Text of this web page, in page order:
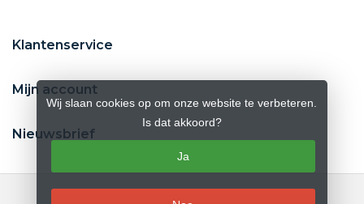
Klantenservice
Mijn account
Nieuwsbrief
Wij slaan cookies op om onze website te verbeteren.
Is dat akkoord?
Ja